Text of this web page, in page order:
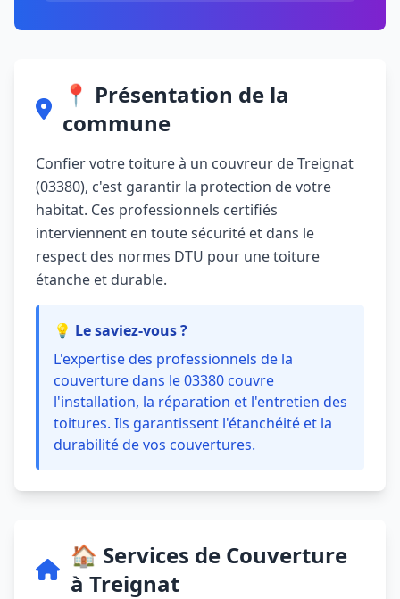
📍 Présentation de la
commune
Confier votre toiture à un couvreur de Treignat
(03380), c'est garantir la protection de votre
habitat. Ces professionnels certifiés
interviennent en toute sécurité et dans le
respect des normes DTU pour une toiture
étanche et durable.
💡 Le saviez-vous ?
L'expertise des professionnels de la
couverture dans le 03380 couvre
l'installation, la réparation et l'entretien des
toitures. Ils garantissent l'étanchéité et la
durabilité de vos couvertures.
🏠 Services de Couverture
à Treignat